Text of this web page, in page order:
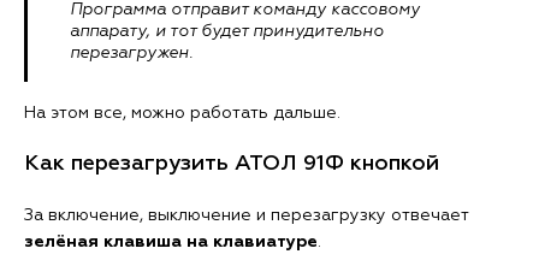
Программа отправит команду кассовому
аппарату, и тот будет принудительно
перезагружен.
На этом все, можно работать дальше.
Как перезагрузить АТОЛ 91Ф кнопкой
За включение, выключение и перезагрузку отвечает
зелёная клавиша на клавиатуре.